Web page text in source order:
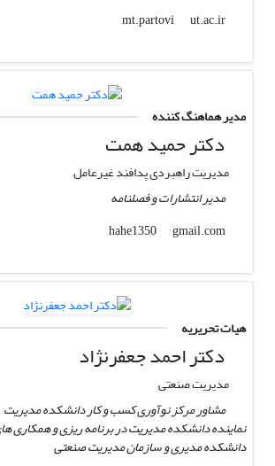
mt.partovi
ut.ac.ir
مدیر هماهنگ کننده
دکتر حمید همت
مدیریت راهبردی پدافند غیرعامل
مدیر انتشارات و فصلنامه
hahe1350
gmail.com
هیات تحریریه
دکتر احمد جعفرنژاد
مدیریت صنعتی
مشاور مرکز نوآوری کسب و کار دانشکده مدیریت
نماینده دانشکده مدیریت در برنامه ریزی و همکاری
دانشکده مدیری و سازمان مدیریت صنعتی